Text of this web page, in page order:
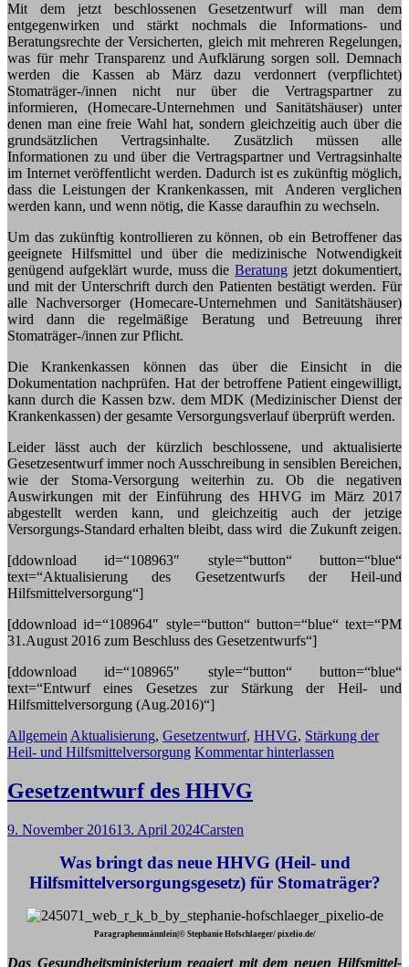
Mit dem jetzt beschlossenen Gesetzentwurf will man dem
entgegenwirken und stärkt nochmals die Informations- und
Beratungsrechte der Versicherten, gleich mit mehreren Regelungen,
was für mehr Transparenz und Aufklärung sorgen soll. Demnach
werden die Kassen ab März dazu verdonnert (verpflichtet)
Stomaträger-/innen nicht nur über die Vertragspartner zu
informieren, (Homecare-Unternehmen und Sanitätshäuser) unter
denen man eine freie Wahl hat, sondern gleichzeitig auch über die
grundsätzlichen Vertragsinhalte. Zusätzlich müssen alle
Informationen zu und über die Vertragspartner und Vertragsinhalte
im Internet veröffentlicht werden. Dadurch ist es zukünftig möglich,
dass die Leistungen der Krankenkassen, mit Anderen verglichen
werden kann, und wenn nötig, die Kasse daraufhin zu wechseln.
Um das zukünftig kontrollieren zu können, ob ein Betroffener das
geeignete Hilfsmittel und über die medizinische Notwendigkeit
genügend aufgeklärt wurde, muss dieBeratung jetzt dokumentiert,
und mit der Unterschrift durch den Patienten bestätigt werden. Für
alle Nachversorger (Homecare-Unternehmen und Sanitätshäuser)
wird dann die regelmäßige Beratung und Betreuung ihrer
Stomaträger-/innen zur Pflicht.
Die Krankenkassen können das über die Einsicht in die
Dokumentation nachprüfen. Hat der betroffene Patient eingewilligt,
kann durch die Kassen bzw. dem MDK (Medizinischer Dienst der
Krankenkassen) der gesamte Versorgungsverlauf überprüft werden.
Leider lässt auch der kürzlich beschlossene, und aktualisierte
Gesetzesentwurf immer noch Ausschreibung in sensiblen Bereichen,
wie der Stoma-Versorgung weiterhin zu. Ob die negativen
Auswirkungen mit der Einführung des HHVG im März 2017
abgestellt werden kann, und gleichzeitig auch der jetzige
Versorgungs-Standard erhalten bleibt, dass wird die Zukunft zeigen.
[ddownload id=“108963″ style=“button“ button=“blue“
text=“Aktualisierung des Gesetzentwurfs der Heil-und
Hilfsmittelversorgung“]
[ddownload id=“108964″ style=“button“ button=“blue“ text=“PM
31.August 2016 zum Beschluss des Gesetzentwurfs“]
[ddownload id=“108965″ style=“button“ button=“blue“
text=“Entwurf eines Gesetzes zur Stärkung der Heil- und
Hilfsmittelversorgung (Aug.2016)“]
Allgemein Aktualisierung, Gesetzentwurf, HHVG, Stärkung der
Heil- und Hilfsmittelversorgung Kommentar hinterlassen
Gesetzentwurf des HHVG
9. November 201613. April 2024Carsten
Was bringt das neue HHVG (Heil- und
Hilfsmittelversorgungsgesetz) für Stomaträger?
Paragraphenmännlein|© Stephanie Hofschlaeger/ pixelio.de/
Das Gesundheitsministerium reagiert mit dem neuen Hilfsmittel-